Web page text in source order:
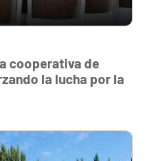
cooperativa de
la lucha por la